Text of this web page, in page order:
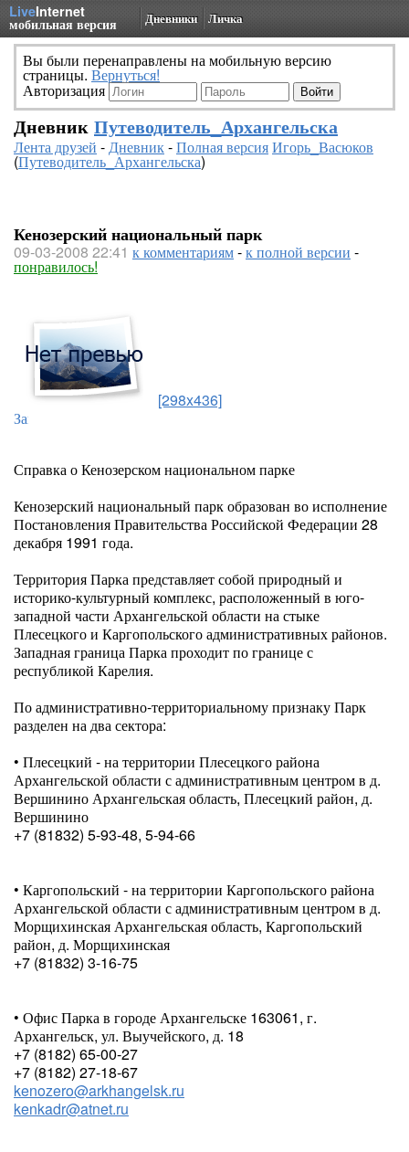
LiveInternet
мобильная версия Дневники Личка
Вы были перенаправлены на мобильную версию
страницы. Вернуться!
Авторизация
Дневник Путеводитель_Архангельска
Лента друзей -Дневник-Полная версияИгорь_Васюков
(Путеводитель_Архангельска)
Кенозерский национальный парк
09-03-2008 22:41 к комментариям-к полной версии -
понравилось!
[298x436]
Справка о Кенозерском национальном парке
Кенозерский национальный парк образован во исполнение
Постановления Правительства Российской Федерации 28
декабря 1991 года.
Территория Парка представляет собой природный и
историко-культурный комплекс, расположенный в юго-
западной части Архангельской области на стыке
Плесецкого и Каргопольского административных районов.
Западная граница Парка проходит по границе с
республикой Карелия.
По административно-территориальному признаку Парк
разделен на два сектора:
• Плесецкий - на территории Плесецкого района
Архангельской области с административным центром в д.
Вершинино Архангельская область, Плесецкий район, д.
Вершинино
+7 (81832) 5-93-48, 5-94-66
• Каргопольский - на территории Каргопольского района
Архангельской области с административным центром в д.
Морщихинская Архангельская область, Каргопольский
район, д. Морщихинская
+7 (81832) 3-16-75
• Офис Парка в городе Архангельске 163061, г.
Архангельск, ул. Выучейского, д. 18
+7 (8182) 65-00-27
+7 (8182) 27-18-67
kenozero@arkhangelsk.ru
kenkadr@atnet.ru